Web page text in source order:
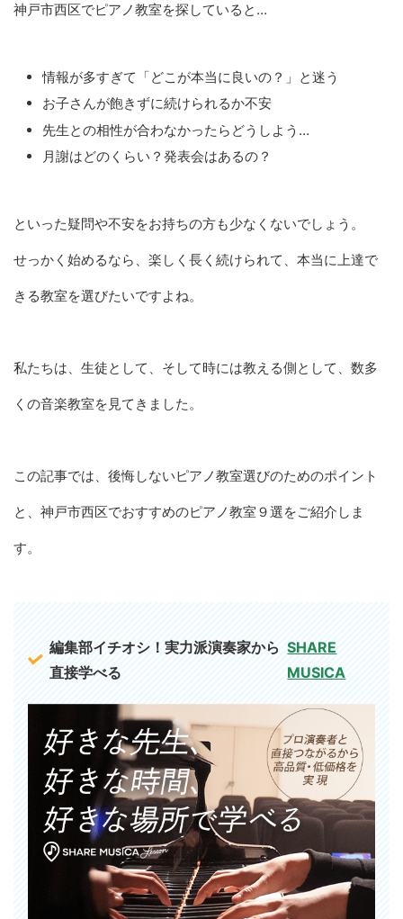
神戸市西区でピアノ教室を探していると…
情報が多すぎて「どこが本当に良いの？」と迷う
お子さんが飽きずに続けられるか不安
先生との相性が合わなかったらどうしよう…
月謝はどのくらい？発表会はあるの？
といった疑問や不安をお持ちの方も少なくないでしょう。
せっかく始めるなら、楽しく長く続けられて、本当に上達で
きる教室を選びたいですよね。
私たちは、生徒として、そして時には教える側として、数多
くの音楽教室を見てきました。
この記事では、後悔しないピアノ教室選びのためのポイント
と、神戸市西区でおすすめのピアノ教室９選をご紹介しま
す。
編集部イチオシ！実力派演奏家から
直接学べる
SHARE
MUSICA